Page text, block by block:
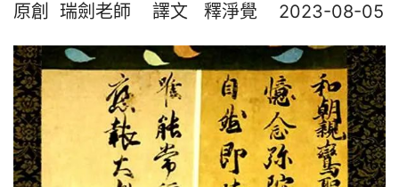
原創  瑞劍老師    譯文   釋淨覺    2023-08-05